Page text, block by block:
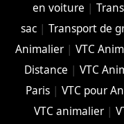
en voiture |
sac |Transport de
Animalier |VTC
Distance |VTC
Paris| VTC pour
VTC animalier |